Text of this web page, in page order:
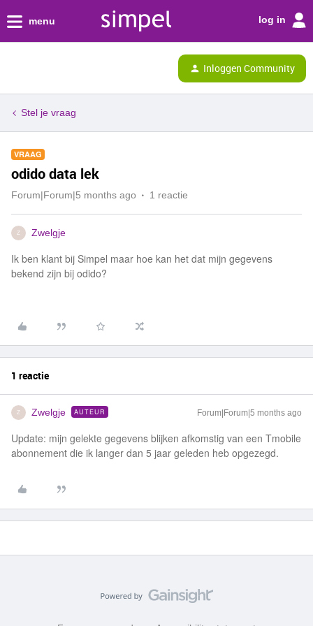
menu log in
Inloggen Community
Stel je vraag
VRAAG
odido data lek
Forum|Forum|5 months ago 1 reactie
Z Zwelgje
Ik ben klant bij Simpel maar hoe kan het dat mijn gegevens
bekend zijn bij odido?
1 reactie
Z Zwelgje AUTEUR Forum|Forum|5 months ago
Update: mijn gelekte gegevens blijken afkomstig van een Tmobile
abonnement die ik langer dan 5 jaar geleden heb opgezegd.